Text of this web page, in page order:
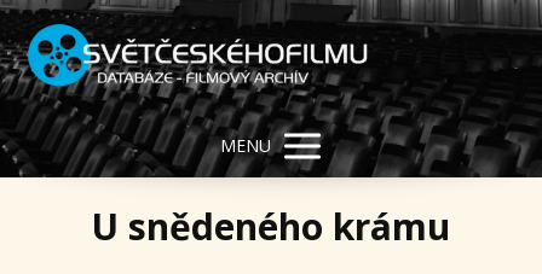
MENU
U snědeného krámu